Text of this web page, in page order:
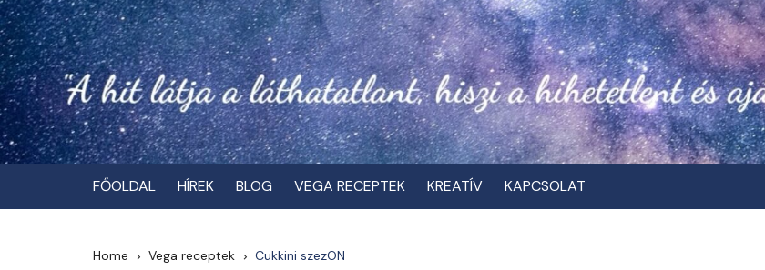
Skip
to
content
FŐOLDAL HÍREK BLOG VEGA RECEPTEK KREATÍV KAPCSOLAT
Home Vega receptek Cukkini szezON